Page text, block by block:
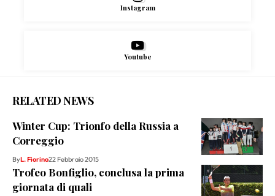
Instagram
Youtube
RELATED NEWS
Winter Cup: Trionfo della Russia a
Correggio
ByL. Fiorino22 Febbraio 2015
Trofeo Bonfiglio, conclusa la prima
giornata di quali